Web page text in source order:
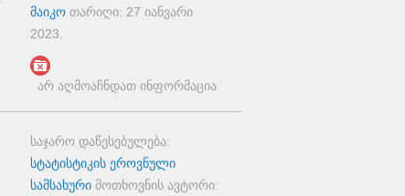
მაიკოთარიღი: 27 იანვარი
2023
არ აღმოაჩნდათ ინფორმაცია
საჯარო დაწესებულება:
სტატისტიკის ეროვნული
სამსახურიმოთხოვნის ავტორი: